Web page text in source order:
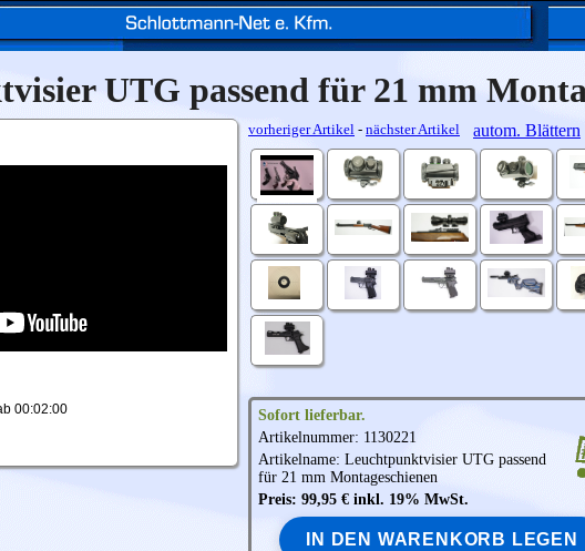
UTG passend für 21 mm
00:02:00
vorheriger Artikel - nächster Artikel autom. Blättern
Sofort lieferbar.
Artikelnummer: 1130221
Artikelname: Leuchtpunktvisier UTG passend
für 21 mm Montageschienen
Preis: 99,95 € inkl. 19% MwSt.
IN DEN WARENKORB LEGEN